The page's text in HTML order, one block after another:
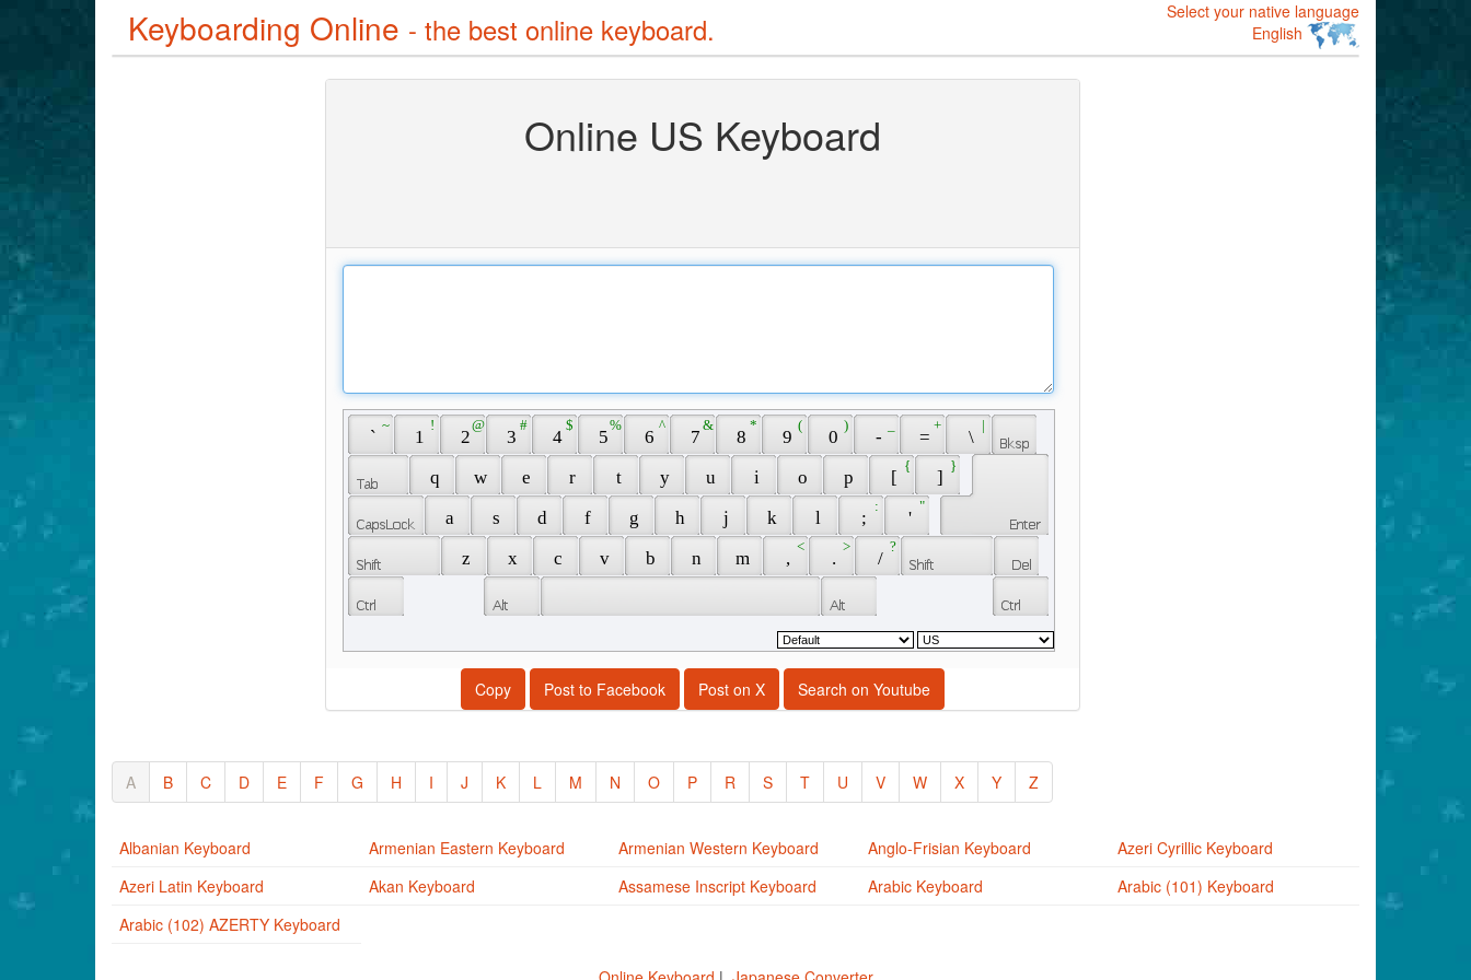
Keyboarding Online - the best online keyboard.
Select your native language
English
Online US Keyboard
`
~
1
!
2
@
3
#
4
$
5
%
6
^
7
&
8
*
9
(
0
)
- =
+
\
|
q w e r t y u i o p [
{
]
}
a s d f g h j k l ;
:
'
"
z x c v b n m ,
<
.
>
/
?
Copy Post to Facebook Post on X Search on Youtube
A B C D E F G H I J K L M N O P R S T U V W X Y Z
Albanian Keyboard Armenian Eastern Keyboard Armenian Western Keyboard Anglo-Frisian Keyboard
Azeri Cyrillic Keyboard
Azeri Latin Keyboard
Akan Keyboard Assamese Inscript Keyboard Arabic Keyboard
Arabic (101) Keyboard
Arabic (102) AZERTY Keyboard